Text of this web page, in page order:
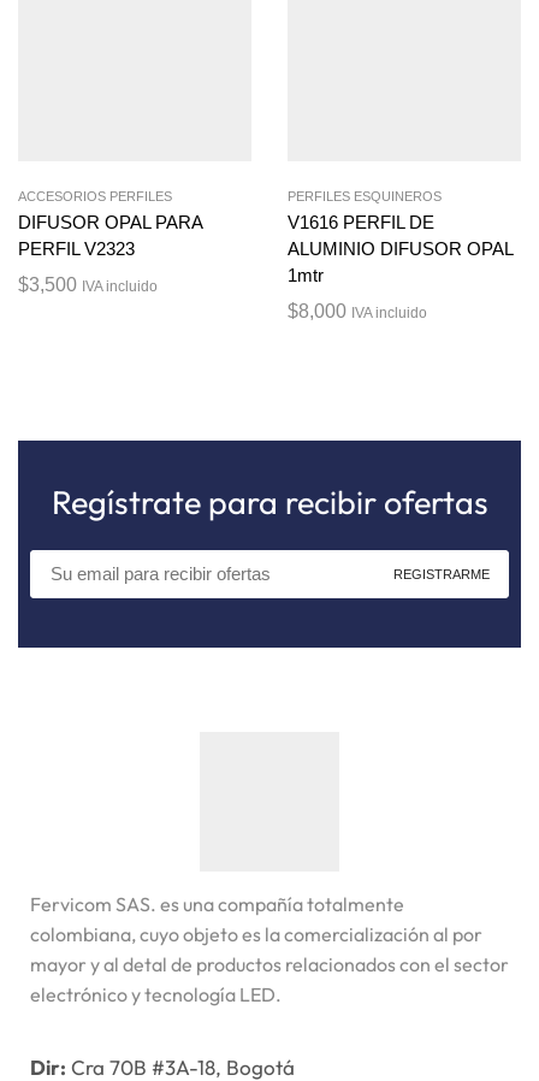
ACCESORIOS PERFILES
DIFUSOR OPAL PARA
PERFIL V2323
$3,500 IVA incluido
PERFILES ESQUINEROS
V1616 PERFIL DE
ALUMINIO DIFUSOR OPAL
1mtr
$8,000 IVA incluido
Regístrate para recibir ofertas
Fervicom SAS. es una compañía totalmente
colombiana, cuyo objeto es la comercialización al por
mayor y al detal de productos relacionados con el sector
electrónico y tecnología LED.
Dir: Cra 70B #3A-18, Bogotá